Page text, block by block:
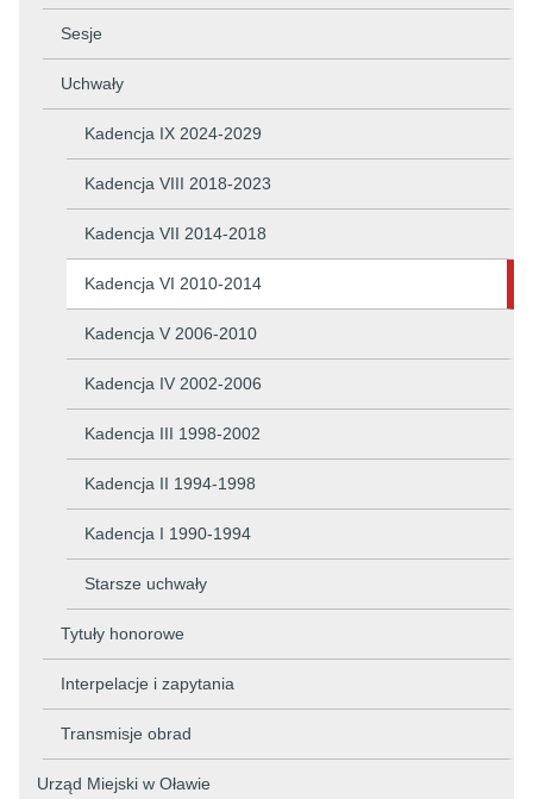
Sesje
Uchwały
Kadencja IX 2024-2029
Kadencja VIII 2018-2023
Kadencja VII 2014-2018
Kadencja VI 2010-2014
Kadencja V 2006-2010
Kadencja IV 2002-2006
Kadencja III 1998-2002
Kadencja II 1994-1998
Kadencja I 1990-1994
Starsze uchwały
Tytuły honorowe
Interpelacje i zapytania
Transmisje obrad
Urząd Miejski w Oławie